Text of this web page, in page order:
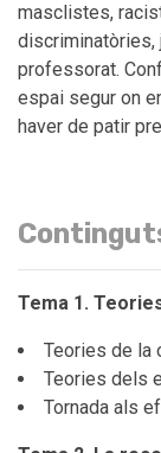
masclistes,
discriminatòries,
professorat.
espai segur on
haver de patir
Tema 1.
Teories de la
Teories dels
Tornada als